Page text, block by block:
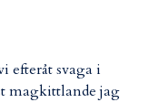
efteråt svaga i
magkittlande jag